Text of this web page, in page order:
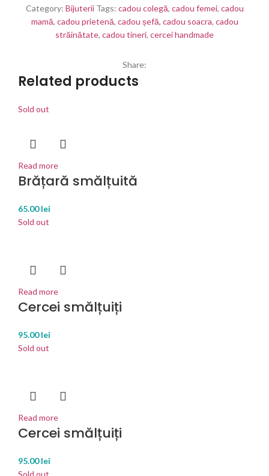
Category: Bijuterii Tags: cadou colegă, cadou femei, cadou
mamă, cadou prietenă, cadou șefă, cadou soacra, cadou
străinătate, cadou tineri, cercei handmade
Share:
Related products
Sold out
Read more
Brățară smălțuită
65.00lei
Sold out
Read more
Cercei smălțuiți
95.00lei
Sold out
Read more
Cercei smălțuiți
95.00lei